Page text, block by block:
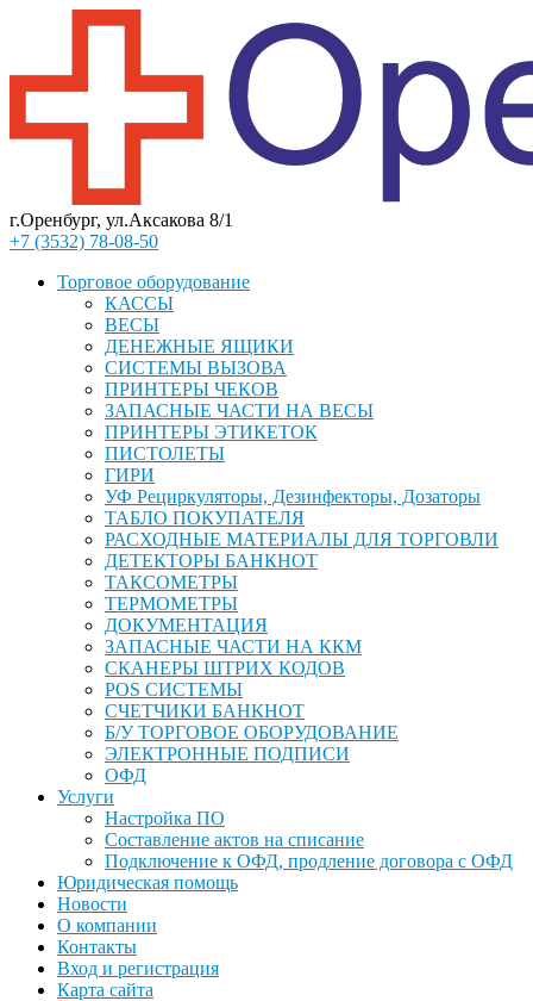
г.Оренбург, ул.Аксакова 8/1
+7 (3532) 78-08-50
Торговое оборудование
КАССЫ
ВЕСЫ
ДЕНЕЖНЫЕ ЯЩИКИ
СИСТЕМЫ ВЫЗОВА
ПРИНТЕРЫ ЧЕКОВ
ЗАПАСНЫЕ ЧАСТИ НА ВЕСЫ
ПРИНТЕРЫ ЭТИКЕТОК
ПИСТОЛЕТЫ
ГИРИ
УФ Рециркуляторы, Дезинфекторы, Дозаторы
ТАБЛО ПОКУПАТЕЛЯ
РАСХОДНЫЕ МАТЕРИАЛЫ ДЛЯ ТОРГОВЛИ
ДЕТЕКТОРЫ БАНКНОТ
ТАКСОМЕТРЫ
ТЕРМОМЕТРЫ
ДОКУМЕНТАЦИЯ
ЗАПАСНЫЕ ЧАСТИ НА ККМ
СКАНЕРЫ ШТРИХ КОДОВ
POS СИСТЕМЫ
СЧЕТЧИКИ БАНКНОТ
Б/У ТОРГОВОЕ ОБОРУДОВАНИЕ
ЭЛЕКТРОННЫЕ ПОДПИСИ
ОФД
Услуги
Настройка ПО
Составление актов на списание
Подключение к ОФД, продление договора с ОФД
Юридическая помощь
Новости
О компании
Контакты
Вход и регистрация
Карта сайта